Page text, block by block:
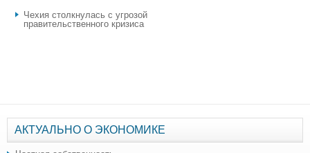
Чехия столкнулась с угрозой
правительственного кризиса
АКТУАЛЬНО О ЭКОНОМИКЕ